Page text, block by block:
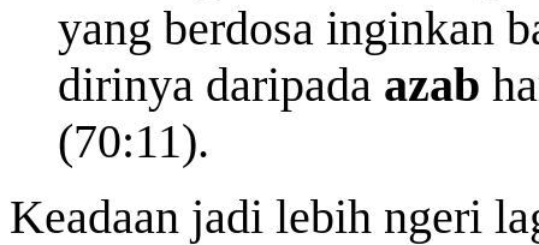
yang berdosa inginkan
dirinya daripada azab
(70:11).
Keadaan jadi lebih ngeri